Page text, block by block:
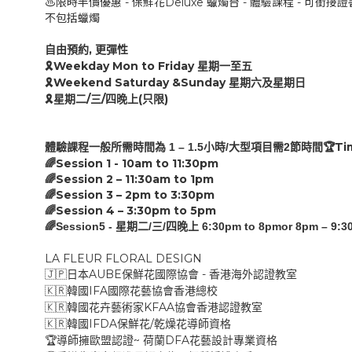
不包括蠟燭
自由預約, 更彈性
🎗Weekday Mon to Friday 星期一至五
🎗Weekend Saturday &Sunday 星期六及星期日
🎗星期二/三/四 晚上(只限)
體驗課程一般所需時間為 1 – 1.5小時/大型項目需2節時間 🏆
🌈Session 1 - 10am to 11:30pm
🌈Session 2 – 11:30am to 1pm
🌈Session 3 – 2pm to 3:30pm
🌈Session 4 – 3:30pm to 5pm
🌈Session5 - 星期二/三/四晚上 6:30pm to 8pmor 8pm –
LA FLEUR FLORAL DESIGN
🇯🇵 日本AUBE保鮮花國際協會 - 香港海外認證教室
🇰🇷韓國 IFA國際花藝協會香港總校
🇰🇷韓國花卉藝術家 KFAA協會香港認證教室
🇰🇷韓國 IFDA保鮮花/乾燥花導師資格
🏆導師擁歐盟認證~ 荷蘭 DFA花藝設計專業資格